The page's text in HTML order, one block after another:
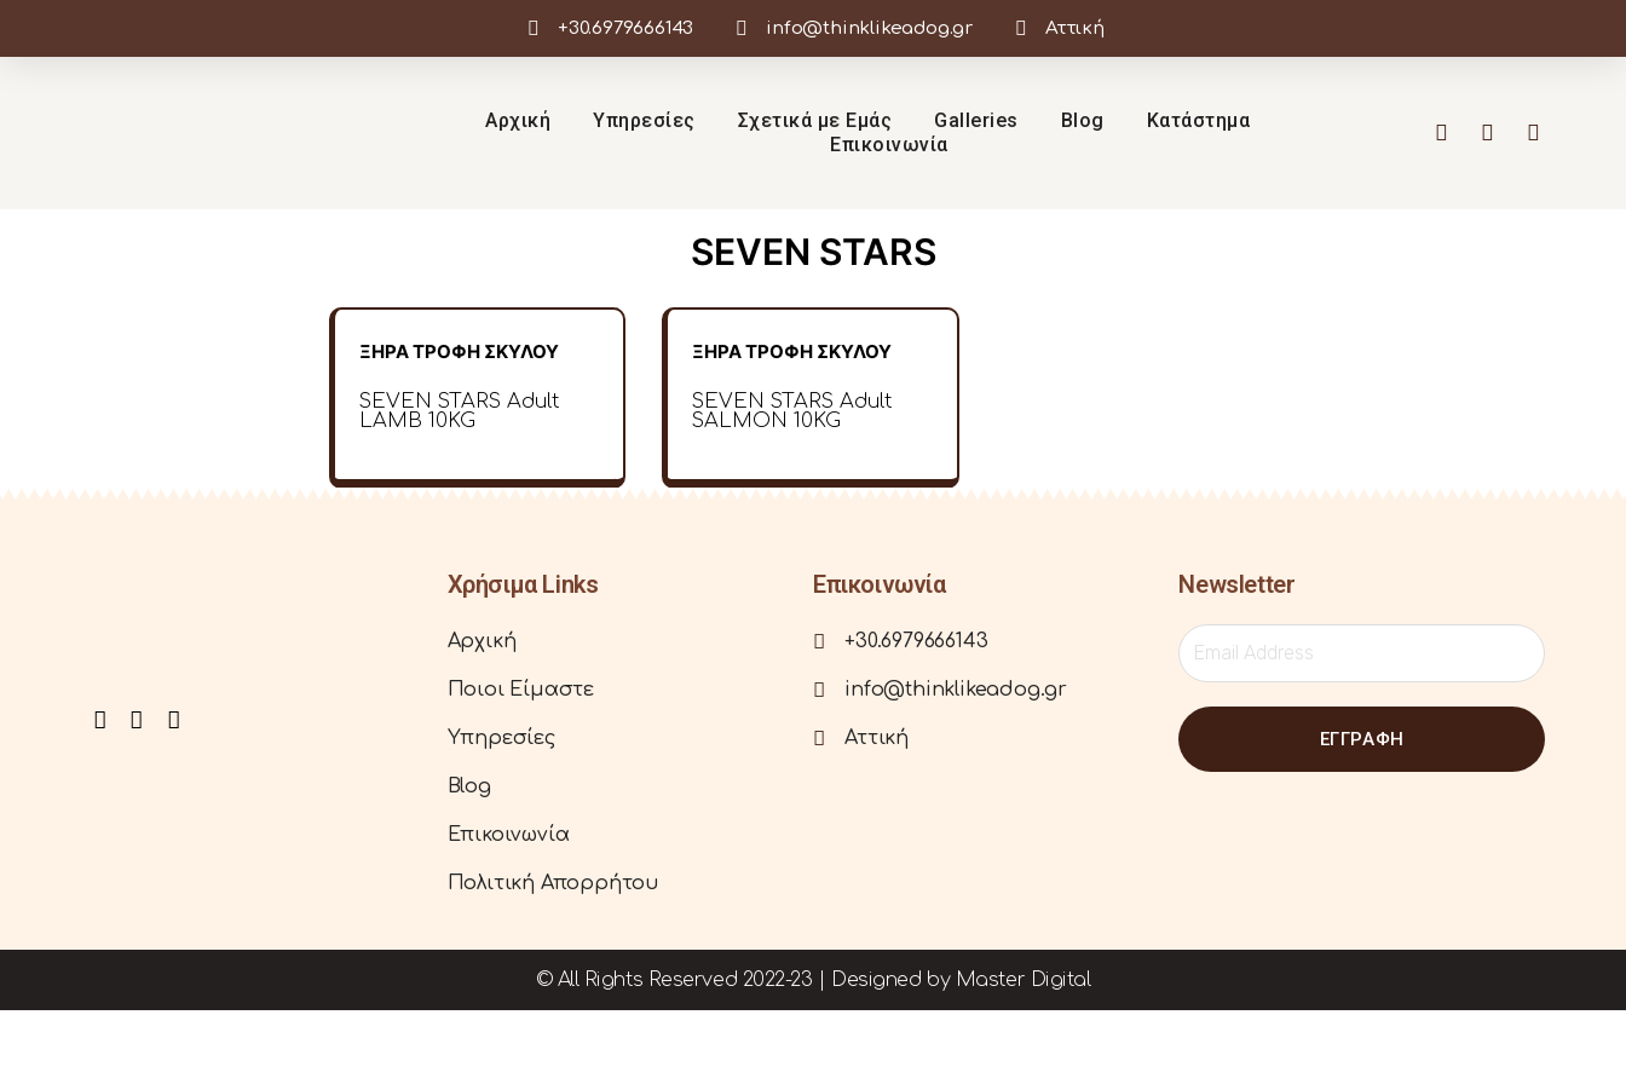
+30.6979666143 info@thinklikeadog.gr Αττική
Αρχική Υπηρεσίες Σχετικά με Εμάς Galleries Blog
Κατάστημα
Επικοινωνία
SEVEN STARS
ΞΗΡΑ ΤΡΟΦΗ ΣΚΥΛΟΥ
SEVEN STARS Adult
LAMB 10KG
ΞΗΡΑ ΤΡΟΦΗ ΣΚΥΛΟΥ
SEVEN STARS Adult
SALMON 10KG
Χρήσιμα Links
Αρχική
Ποιοι Είμαστε
Υπηρεσίες
Blog
Επικοινωνία
Πολιτική Απορρήτου
Επικοινωνία
+30.6979666143
info@thinklikeadog.gr
Αττική
Newsletter
ΕΓΓΡΑΦΗ
© All Rights Reserved 2022-23 | Designed by Master Digital